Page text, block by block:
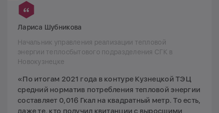
Лариса Шубникова
Начальник управления реализации тепловой
энергии теплосбытового подразделения СГК в
Новокузнецке
«По итогам 2021 года в контуре Кузнецкой ТЭЦ
средний норматив потребления тепловой энергии
составляет 0,016 Гкал на квадратный метр. То есть,
даже те, кто получил квитанции с выросшими